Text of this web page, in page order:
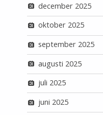
december 2025
oktober 2025
september 2025
augusti 2025
juli 2025
juni 2025